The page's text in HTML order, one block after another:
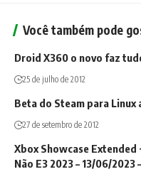
Você também pode
Droid X360 o novo faz
25 de julho de 2012
Beta do Steam para Linux
27 de setembro de 2012
Xbox Showcase Extended
Não E3 2023 – 13/06/2023